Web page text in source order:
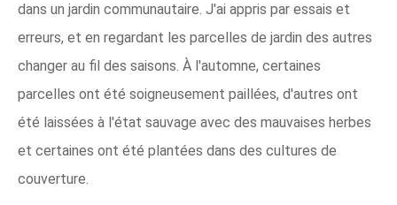
dans un jardin communautaire. J'ai appris par essais et
erreurs, et en regardant les parcelles de jardin des autres
changer au fil des saisons. À l'automne, certaines
parcelles ont été soigneusement paillées, d'autres ont
été laissées à l'état sauvage avec des mauvaises herbes
et certaines ont été plantées dans des cultures de
couverture.